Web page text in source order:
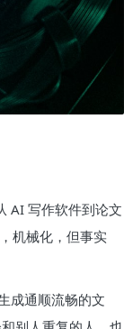
AI 写作软件到论文
机械化，但事实
成通顺流畅的文